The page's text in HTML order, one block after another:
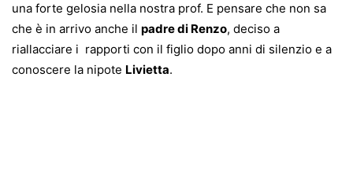
una forte gelosia nella nostra prof. E pensare che non sa
che è in arrivo anche il padre di Renzo, deciso a
riallacciare i rapporti con il figlio dopo anni di silenzio e a
conoscere la nipote Livietta.